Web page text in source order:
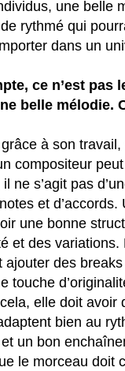
une belle
rythmé qui
dans un
ce n’est pas
belle mélodie.
grâce à son
compositeur
ne s’agit pas
et d’accords.
une bonne
et des variations.
ajouter des
touche
elle doit avoir
bien au
un bon
le morceau doit